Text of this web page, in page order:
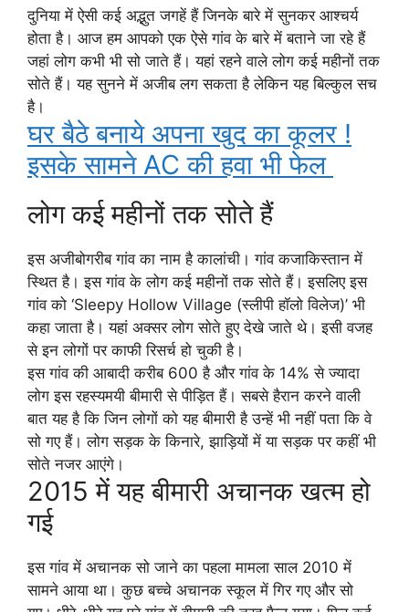
दुनिया में ऐसी कई अद्भुत जगहें हैं जिनके बारे में सुनकर आश्चर्य
होता है। आज हम आपको एक ऐसे गांव के बारे में बताने जा रहे हैं
जहां लोग कभी भी सो जाते हैं। यहां रहने वाले लोग कई महीनों तक
सोते हैं। यह सुनने में अजीब लग सकता है लेकिन यह बिल्कुल सच
है।
घर बैठे बनाये अपना खुद का कूलर !
इसके सामने AC की हवा भी फेल
लोग कई महीनों तक सोते हैं
इस अजीबोगरीब गांव का नाम है कालांची। गांव कजाकिस्तान में
स्थित है। इस गांव के लोग कई महीनों तक सोते हैं। इसलिए इस
गांव को ‘Sleepy Hollow Village (स्लीपी हॉलो विलेज)’ भी
कहा जाता है। यहां अक्सर लोग सोते हुए देखे जाते थे। इसी वजह
से इन लोगों पर काफी रिसर्च हो चुकी है।
इस गांव की आबादी करीब 600 है और गांव के 14% से ज्यादा
लोग इस रहस्यमयी बीमारी से पीड़ित हैं। सबसे हैरान करने वाली
बात यह है कि जिन लोगों को यह बीमारी है उन्हें भी नहीं पता कि वे
सो गए हैं। लोग सड़क के किनारे, झाड़ियों में या सड़क पर कहीं भी
सोते नजर आएंगे।
2015 में यह बीमारी अचानक खत्म हो
गई
इस गांव में अचानक सो जाने का पहला मामला साल 2010 में
सामने आया था। कुछ बच्चे अचानक स्कूल में गिर गए और सो